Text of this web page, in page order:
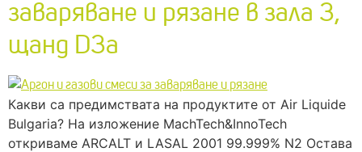
заваряване и рязане в зала 3,
щанд D3a
Какви са предимствата на продуктите от Air Liquide
Bulgaria? На изложение MachTech&InnoTech
откриваме ARCALT и LASAL 2001 99.999% N2 Остава